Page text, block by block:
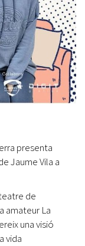
presenta
Jaume Vila a
de
amateur La
una visió
vida